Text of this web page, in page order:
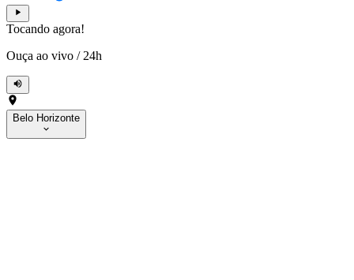
Tocando agora!
Ouça ao vivo / 24h
Belo Horizonte